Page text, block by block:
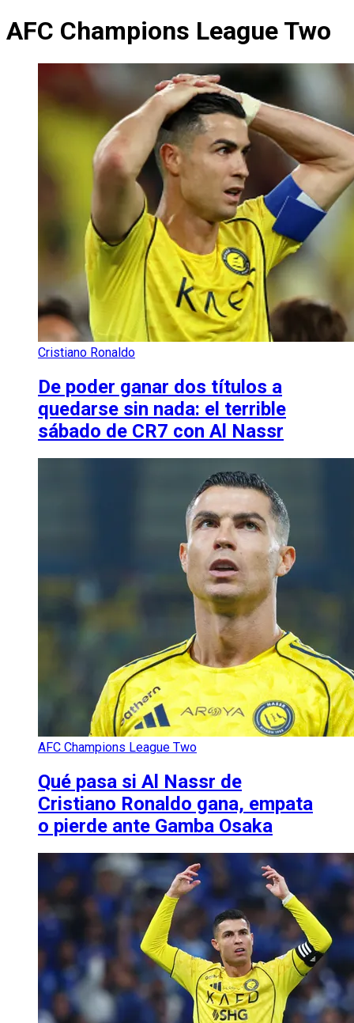
AFC Champions League Two
Cristiano Ronaldo
De poder ganar dos títulos a
quedarse sin nada: el terrible
sábado de CR7 con Al Nassr
AFC Champions League Two
Qué pasa si Al Nassr de
Cristiano Ronaldo gana, empata
o pierde ante Gamba Osaka